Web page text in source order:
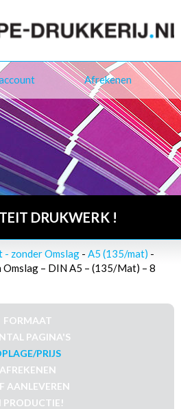
Afrekenen
DRUKWERK !
- zonder Omslag - A5 (135/mat) -
Omslag – DIN A5 – (135/Mat) – 8
FORMAAT
PAGINA'S
PRIJS
AFREKENEN
AANLEVEREN
PRODUCTIE!